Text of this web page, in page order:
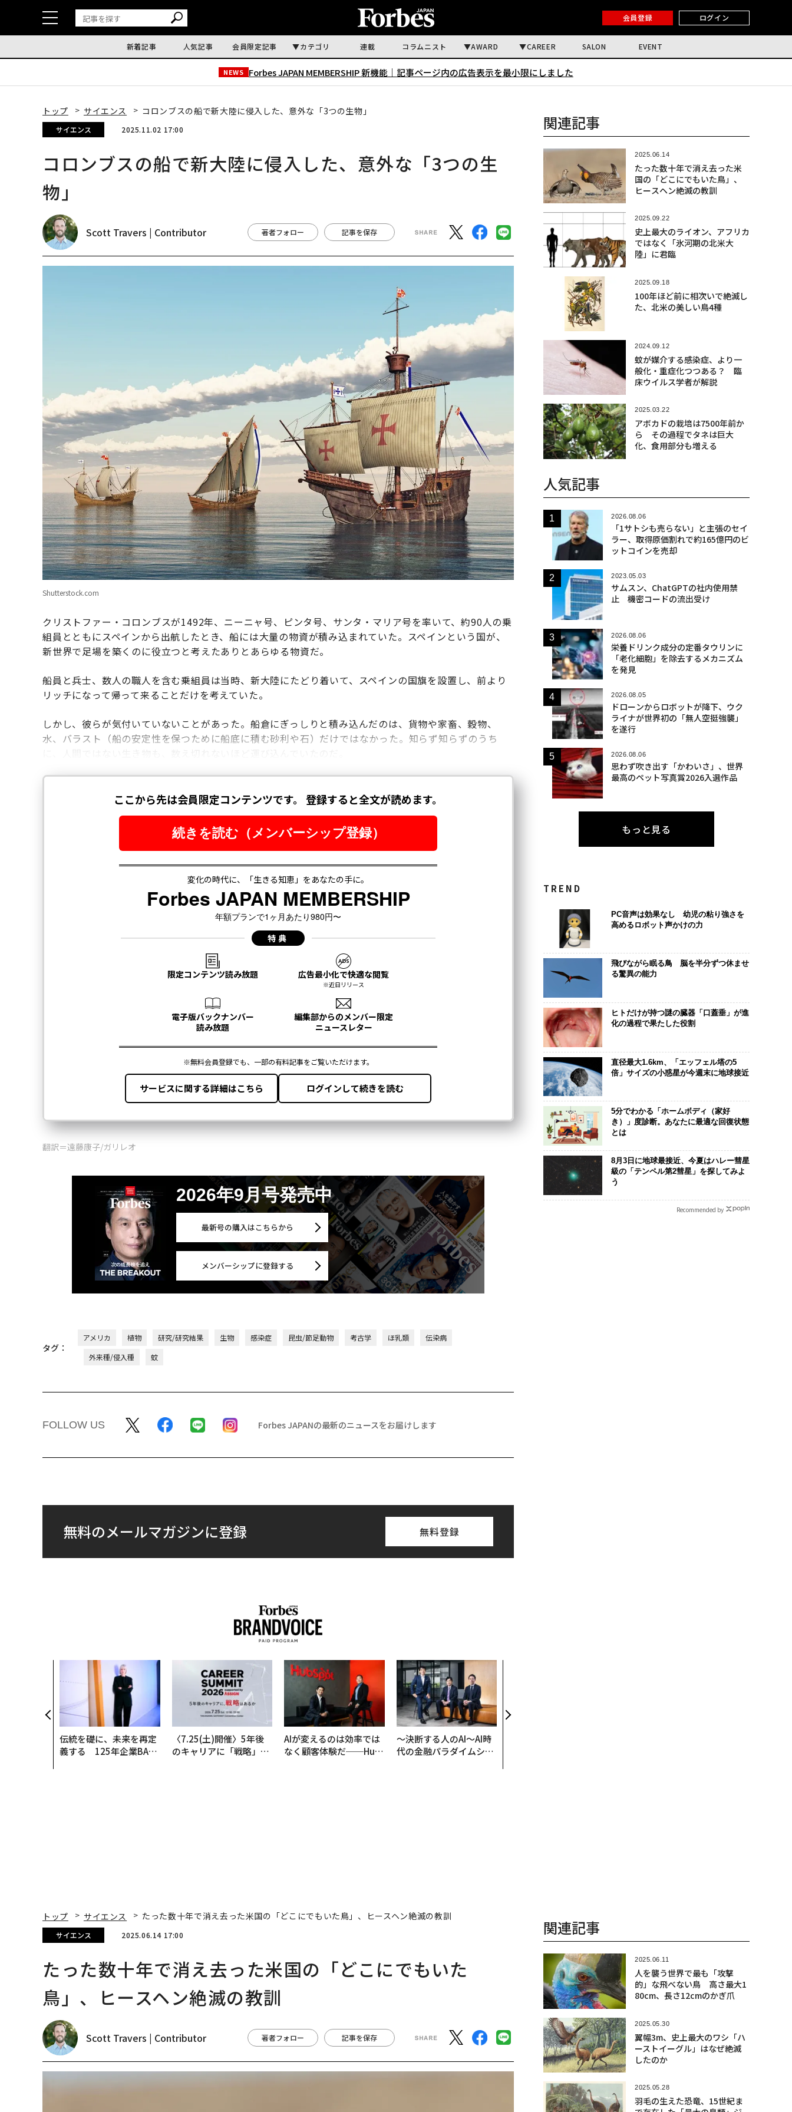
会員登録 ログイン
新着記事 人気記事 会員限定記事 カテゴリ 連載 コラムニスト AWARD CAREER SALON EVENT
NEWS Forbes JAPAN MEMBERSHIP 新機能｜ 記事ページ内の広告表示を最小限にしました
トップ サイエンス コロンブスの船で新大陸に侵入した、意外な「3つの生物」
サイエンス 2025.11.02 17:00
コロンブスの船で新大陸に侵入した、意外な「3つの生
物」
Scott Travers | Contributor 著者フォロー 記事を保存
Shutterstock.com
クリストファー・コロンブスが1492年、ニーニャ号、ピンタ号、サンタ・マリア号を率いて、約90人の乗
組員とともにスペインから出航したとき、船には大量の物資が積み込まれていた。スペインという国が、
新世界で足場を築くのに役立つと考えたありとあらゆる物資だ。
船員と兵士、数人の職人を含む乗組員は当時、新大陸にたどり着いて、スペインの国旗を設置し、前より
リッチになって帰って来ることだけを考えていた。
しかし、彼らが気付いていないことがあった。船倉にぎっしりと積み込んだのは、貨物や家畜、穀物、
水、バラスト（船の安定性を保つために船底に積む砂利や石）だけではなかった。知らず知らずのうち
翻訳＝遠藤康子/ガリレオ
2026年9月号発売中
最新号の購入はこちらから
メンバーシップに登録する
タグ：
アメリカ 植物 研究/研究結果 生物 感染症 昆虫/節足動物 考古学 ほ乳類
伝染病
外来種/侵入種
蚊
FOLLOW US Forbes JAPANの最新のニュースをお届けします
無料のメールマガジンに登録 無料登録
伝統を礎に、未来を再定
義する 125年企業BAT
〈7.25(土)開催〉5年後
のキャリアに「戦略」は
AIが変えるのは効率では
なく顧客体験だ──Hub
〜決断する人のAI〜AI時
代の金融パラダイムシフ
ビジネス×PwC】
関連記事
2025.06.14
たった数十年で消え去った米
国の「どこにでもいた鳥」、
ヒースヘン絶滅の教訓
2025.09.22
史上最大のライオン、アフリカ
ではなく「氷河期の北米大
陸」に君臨
2025.09.18
100年ほど前に相次いで絶滅し
た、北米の美しい鳥4種
2024.09.12
蚊が媒介する感染症、より一
般化・重症化つつある？ 臨
床ウイルス学者が解説
2025.03.22
アボカドの栽培は7500年前か
ら その過程でタネは巨大
化、食用部分も増える
人気記事
2026.08.06
「1サトシも売らない」と主張のセイ
ラー、取得原価割れで約165億円のビ
ットコインを売却
2023.05.03
サムスン、ChatGPTの社内使用禁
止 機密コードの流出受け
2026.08.06
栄養ドリンク成分の定番タウリンに
「老化細胞」を除去するメカニズム
を発見
2026.08.05
ドローンからロボットが降下、ウク
ライナが世界初の「無人空挺強襲」
を遂行
2026.08.06
思わず吹き出す「かわいさ」、世界
最高のペット写真賞2026入選作品
もっと見る
TREND
PC音声は効果なし 幼児の粘り強さを
高めるロボット声かけの力
飛びながら眠る鳥 脳を半分ずつ休ませ
る驚異の能力
ヒトだけが持つ謎の臓器「口蓋垂」が進
化の過程で果たした役割
直径最大1.6km、「エッフェル塔の5
倍」サイズの小惑星が今週末に地球接近
5分でわかる「ホームボディ（家好
き）」度診断。あなたに最適な回復状態
とは
8月3日に地球最接近、今夏はハレー彗星
級の「テンペル第2彗星」を探してみよ
う
Recommended by
トップ サイエンス たった数十年で消え去った米国の「どこにでもいた鳥」、ヒースヘン絶滅の教訓
サイエンス 2025.06.14 17:00
たった数十年で消え去った米国の「どこにでもいた
鳥」、ヒースヘン絶滅の教訓
Scott Travers | Contributor 著者フォロー 記事を保存
関連記事
2025.06.11
人を襲う世界で最も「攻撃
的」な飛べない鳥 高さ最大1
80cm、長さ12cmのかぎ爪
2025.05.30
翼幅3m、史上最大のワシ「ハ
ーストイーグル」はなぜ絶滅
したのか
2025.05.28
羽毛の生えた恐竜、15世紀ま